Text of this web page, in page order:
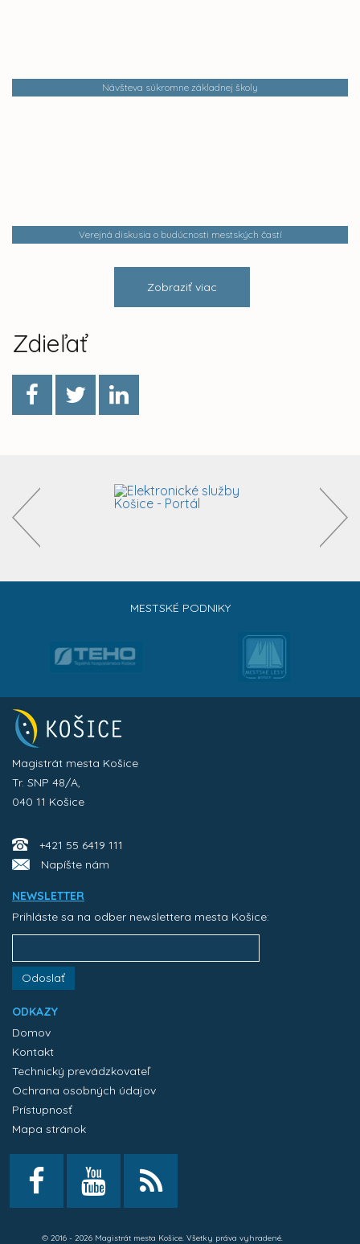
Návšteva súkromne základnej školy
Verejná diskusia o budúcnosti mestských častí
Zobraziť viac
Zdieľať
MESTSKÉ PODNIKY
Magistrát mesta Košice
Tr. SNP 48/A,
040 11 Košice
+421 55 6419 111
Napíšte nám
NEWSLETTER
Prihláste sa na odber newslettera mesta Košice:
Odoslať
ODKAZY
Domov
Kontakt
Technický prevádzkovateľ
Ochrana osobných údajov
Prístupnosť
Mapa stránok
© 2016 - 2026 Magistrát mesta Košice. Všetky práva vyhradené.